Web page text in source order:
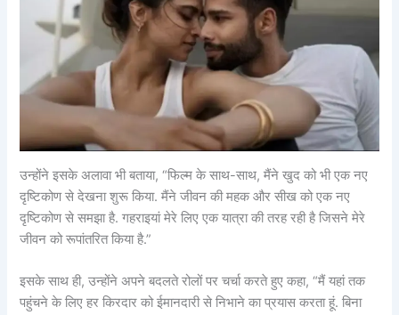
उन्होंने इसके अलावा भी बताया, “फिल्म के साथ-साथ, मैंने खुद को भी एक नए
दृष्टिकोण से देखना शुरू किया. मैंने जीवन की महक और सीख को एक नए
दृष्टिकोण से समझा है. गहराइयां मेरे लिए एक यात्रा की तरह रही है जिसने मेरे
जीवन को रूपांतरित किया है.”
इसके साथ ही, उन्होंने अपने बदलते रोलों पर चर्चा करते हुए कहा, “मैं यहां तक
पहुंचने के लिए हर किरदार को ईमानदारी से निभाने का प्रयास करता हूं. बिना